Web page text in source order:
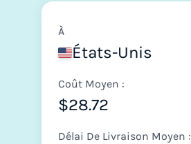
À
États-Unis
Coût Moyen :
$28.72
Délai De Livraison Moyen :